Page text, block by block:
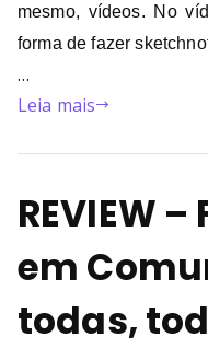
mesmo, vídeos. No
forma de fazer
…
Leia mais
REVIEW
em
todas,